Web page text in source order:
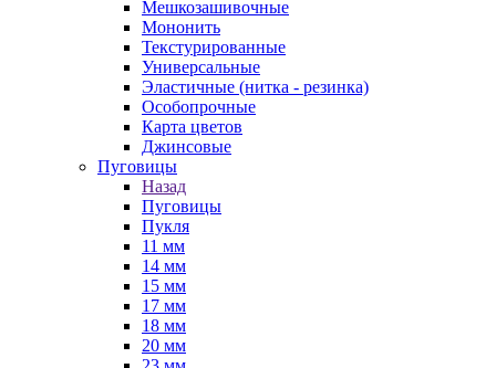
Мешкозашивочные
Мононить
Текстурированные
Универсальные
Эластичные (нитка - резинка)
Особопрочные
Карта цветов
Джинсовые
Пуговицы
Назад
Пуговицы
Пукля
11 мм
14 мм
15 мм
17 мм
18 мм
20 мм